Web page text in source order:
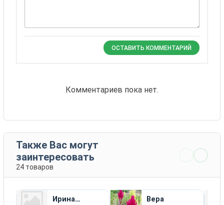
ОСТАВИТЬ КОММЕНТАРИЙ
Комментариев пока нет.
Также Вас могут
заинтересовать
24 товаров
Ирина
Вера